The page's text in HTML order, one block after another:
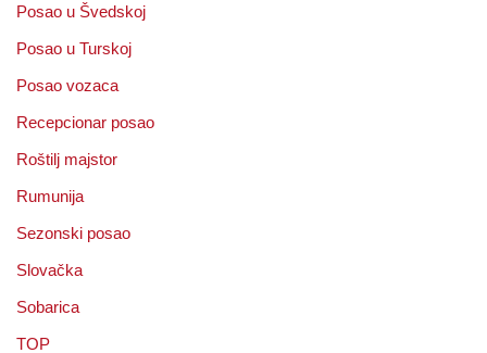
Posao u Švedskoj
Posao u Turskoj
Posao vozaca
Recepcionar posao
Roštilj majstor
Rumunija
Sezonski posao
Slovačka
Sobarica
TOP